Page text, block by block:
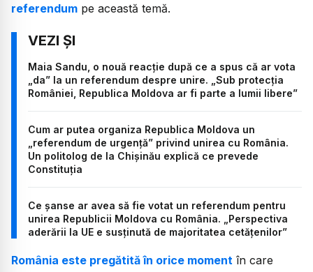
referendum pe această temă.
Maia Sandu, o nouă reacție după ce a spus că ar vota
„da” la un referendum despre unire. „Sub protecția
României, Republica Moldova ar fi parte a lumii libere”
Cum ar putea organiza Republica Moldova un
„referendum de urgență” privind unirea cu România.
Un politolog de la Chișinău explică ce prevede
Constituția
Ce șanse ar avea să fie votat un referendum pentru
unirea Republicii Moldova cu România. „Perspectiva
aderării la UE e susținută de majoritatea cetățenilor”
România este pregătită în orice moment în care